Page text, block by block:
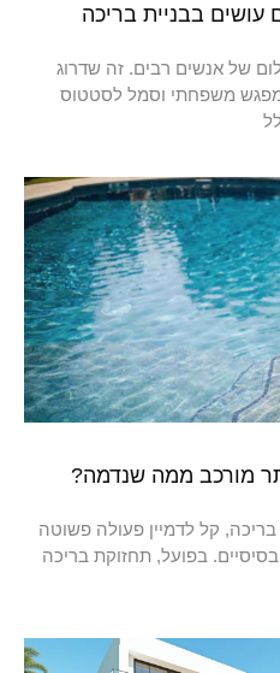
עושים בבניית בריכה
של אנשים רבים. זה שדרוג
משפחתי וסמל לסטטוס
מורכב ממה שנדמה?
קל לדמיין פעולה פשוטה
בפועל, תחזוקת בריכה